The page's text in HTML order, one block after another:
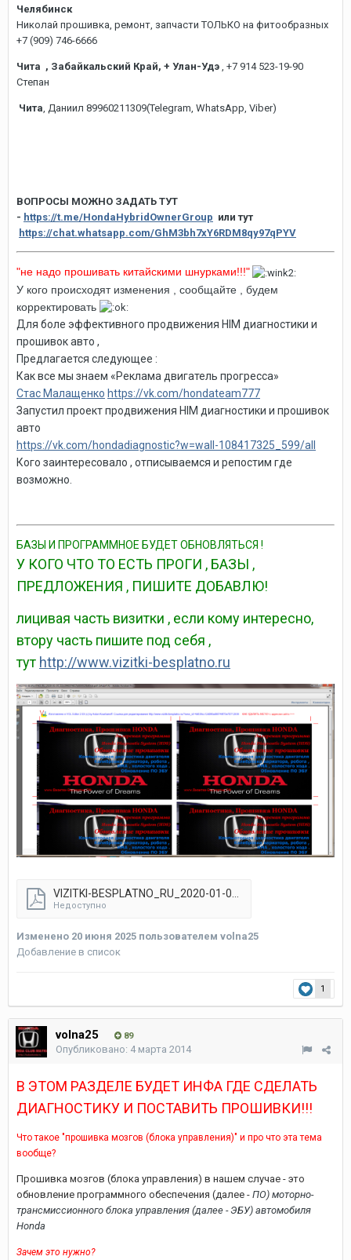
Челябинск
Николай прошивка, ремонт, запчасти ТОЛЬКО на фитообразных
+7 (909) 746-6666
Чита , Забайкальский Край, + Улан-Удэ , +7 914 523-19-90
Степан
Чита, Даниил 89960211309(Telegram, WhatsApp, Viber)
ВОПРОСЫ МОЖНО ЗАДАТЬ ТУТ
- https://t.me/HondaHybridOwnerGroup или тут
https://chat.whatsapp.com/GhM3bh7xY6RDM8qy97qPYV
"не надо прошивать китайскими шнурками!!!"
У кого происходят изменения , сообщайте , будем
корректировать
Для боле эффективного продвижения HIM диагностики и
прошивок авто ,
Предлагается следующее :
Как все мы знаем «Реклама двигатель прогресса»
Стас Малащенко https://vk.com/hondateam777
Запустил проект продвижения HIM диагностики и прошивок
авто
https://vk.com/hondadiagnostic?w=wall-108417325_599/all
Кого заинтересовало , отписываемся и репостим где
возможно.
БАЗЫ И ПРОГРАММНОЕ БУДЕТ ОБНОВЛЯТЬСЯ !
У КОГО ЧТО ТО ЕСТЬ ПРОГИ , БАЗЫ ,
ПРЕДЛОЖЕНИЯ , ПИШИТЕ ДОБАВЛЮ!
лицивая часть визитки , если кому интересно,
втору часть пишите под себя ,
тут http://www.vizitki-besplatno.ru
Недоступно
Изменено 20 июня 2025 пользователем volna25
Добавление в список
1
volna25 89
Опубликовано: 4 марта 2014
В ЭТОМ РАЗДЕЛЕ БУДЕТ ИНФА ГДЕ СДЕЛАТЬ
ДИАГНОСТИКУ И ПОСТАВИТЬ ПРОШИВКИ!!!
Что такое "прошивка мозгов (блока управления)" и про что эта тема
вообще?
Прошивка мозгов (блока управления) в нашем случае - это
обновление программного обеспечения (далее - ПО) моторно-
трансмиссионного блока управления (далее -ЭБУ) автомобиля
Honda
Зачем это нужно?